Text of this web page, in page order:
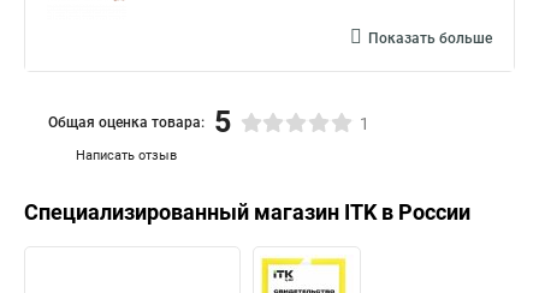
Показать больше
Написать отзыв
Общая оценка товара: 5 1
Специализированный магазин ITKв России